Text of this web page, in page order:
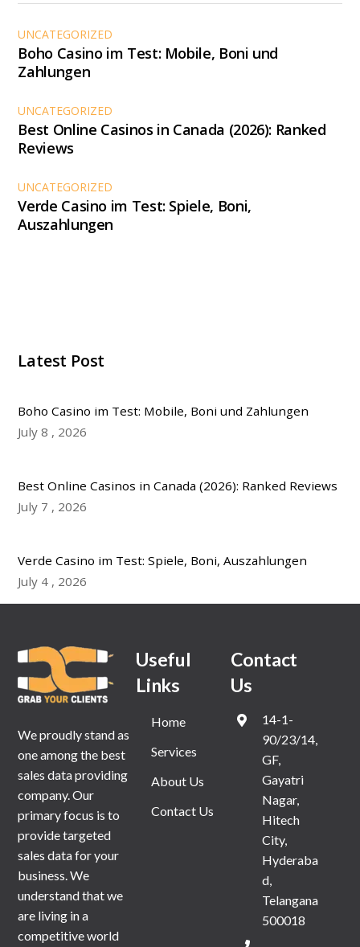
UNCATEGORIZED
Boho Casino im Test: Mobile, Boni und
Zahlungen
UNCATEGORIZED
Best Online Casinos in Canada (2026): Ranked
Reviews
UNCATEGORIZED
Verde Casino im Test: Spiele, Boni,
Auszahlungen
Latest Post
Boho Casino im Test: Mobile, Boni und Zahlungen
July 8 , 2026
Best Online Casinos in Canada (2026): Ranked Reviews
July 7 , 2026
Verde Casino im Test: Spiele, Boni, Auszahlungen
July 4 , 2026
We proudly stand as
one among the best
sales data providing
company. Our
primary focus is to
provide targeted
sales data for your
business. We
understand that we
are living in a
competitive world
Useful
Links
Home
Services
About Us
Contact Us
Contact
Us
14-1-
90/23/14,
GF,
Gayatri
Nagar,
Hitech
City,
Hyderaba
d,
Telangana
500018